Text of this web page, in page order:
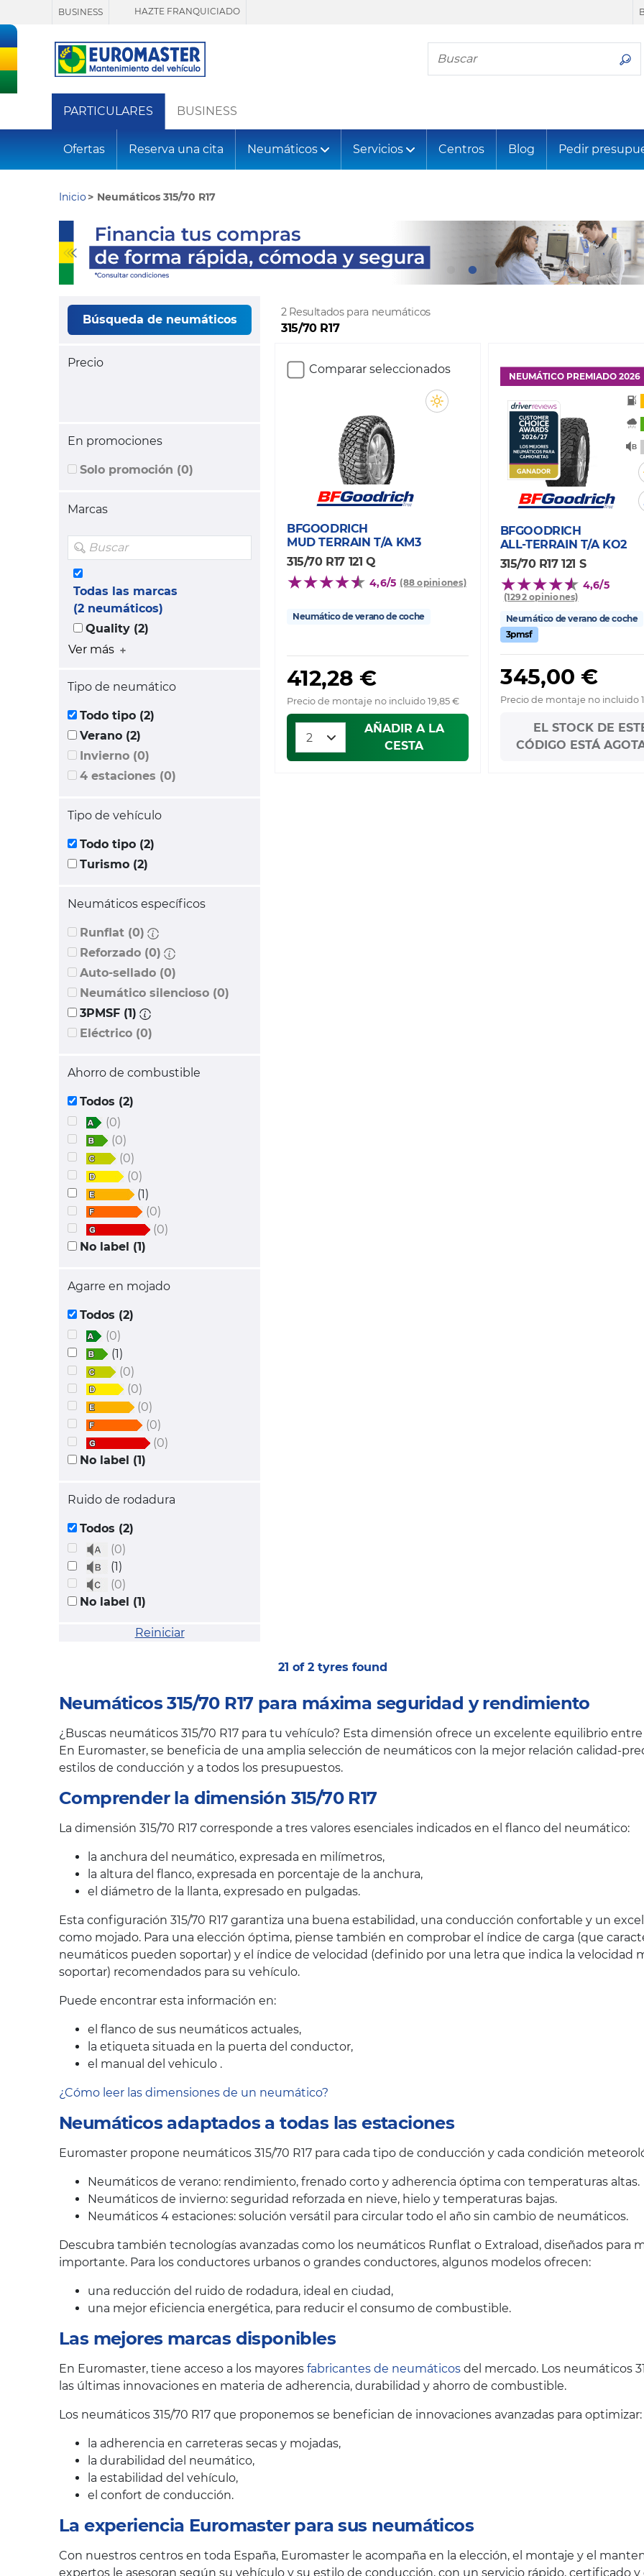
BUSINESS HAZTE FRANQUICIADO
Busca tu neumático
PARTICULARES BUSINESS
Ofertas Reserva una cita Neumáticos Servicios Centros Blog Pedir
Inicio Neumáticos 315/70 R17
Búsqueda de neumáticos
Precio
En promociones
Solo promoción (0)
Marcas
Todas las marcas
(2 neumáticos)
Quality (2)
Ver más
Tipo de neumático
Todo tipo (2)
Verano (2)
Invierno (0)
4 estaciones (0)
Tipo de vehículo
Todo tipo (2)
Turismo (2)
Neumáticos específicos
Runflat (0)
Reforzado (0)
Auto-sellado (0)
Neumático silencioso (0)
3PMSF (1)
Eléctrico (0)
Ahorro de combustible
Todos (2)
(0)
(0)
(0)
(0)
(1)
(0)
(0)
No label (1)
Agarre en mojado
Todos (2)
(0)
(1)
(0)
(0)
(0)
(0)
(0)
No label (1)
Ruido de rodadura
Todos (2)
(0)
(1)
(0)
No label (1)
Reiniciar
2 Resultados para neumáticos
315/70 R17
Comparar seleccionados
BFGOODRICH
MUD TERRAIN T/A KM3
315/70 R17 121 Q
4,6/5 (88 opiniones)
Neumático de verano de coche
412,28 €
Precio de montaje no incluido 19,85 €
AÑADIR A LA
CESTA
NEUMÁTICO PREMIADO 2026
BFGOODRICH
ALL-TERRAIN T/A KO2
315/70 R17 121 S
4,6/5
(1292 opiniones)
Neumático de verano de coche
3pmsf
345,00 €
Precio de montaje no incluido
EL STOCK DE
CÓDIGO ESTÁ
21 of 2 tyres found
Neumáticos 315/70 R17 para máxima seguridad y rendimiento
¿Buscas neumáticos 315/70 R17 para tu vehículo? Esta dimensión ofrece un excelente equilibrio
En Euromaster, se beneficia de una amplia selección de neumáticos con la mejor relación calidad-
estilos de conducción y a todos los presupuestos.
Comprender la dimensión 315/70 R17
La dimensión 315/70 R17 corresponde a tres valores esenciales indicados en el flanco del neumático:
la anchura del neumático, expresada en milímetros,
la altura del flanco, expresada en porcentaje de la anchura,
el diámetro de la llanta, expresado en pulgadas.
Esta configuración 315/70 R17 garantiza una buena estabilidad, una conducción confortable y un
como mojado. Para una elección óptima, piense también en comprobar el índice de carga (que
neumáticos pueden soportar) y el índice de velocidad (definido por una letra que indica la velocidad
soportar) recomendados para su vehículo.
Puede encontrar esta información en:
el flanco de sus neumáticos actuales,
la etiqueta situada en la puerta del conductor,
el manual del vehiculo .
¿Cómo leer las dimensiones de un neumático?
Neumáticos adaptados a todas las estaciones
Euromaster propone neumáticos 315/70 R17 para cada tipo de conducción y cada condición
Neumáticos de verano: rendimiento, frenado corto y adherencia óptima con temperaturas altas.
Neumáticos de invierno: seguridad reforzada en nieve, hielo y temperaturas bajas.
Neumáticos 4 estaciones: solución versátil para circular todo el año sin cambio de neumáticos.
Descubra también tecnologías avanzadas como los neumáticos Runflat o Extraload, diseñados para
importante. Para los conductores urbanos o grandes conductores, algunos modelos ofrecen:
una reducción del ruido de rodadura, ideal en ciudad,
una mejor eficiencia energética, para reducir el consumo de combustible.
Las mejores marcas disponibles
En Euromaster, tiene acceso a los mayores fabricantes de neumáticos del mercado. Los neumáticos
las últimas innovaciones en materia de adherencia, durabilidad y ahorro de combustible.
Los neumáticos 315/70 R17 que proponemos se benefician de innovaciones avanzadas para optimizar:
la adherencia en carreteras secas y mojadas,
la durabilidad del neumático,
la estabilidad del vehículo,
el confort de conducción.
La experiencia Euromaster para sus neumáticos
Con nuestros centros en toda España, Euromaster le acompaña en la elección, el montaje y el
expertos le asesoran según su vehículo y su estilo de conducción, con un servicio rápido, certificado y